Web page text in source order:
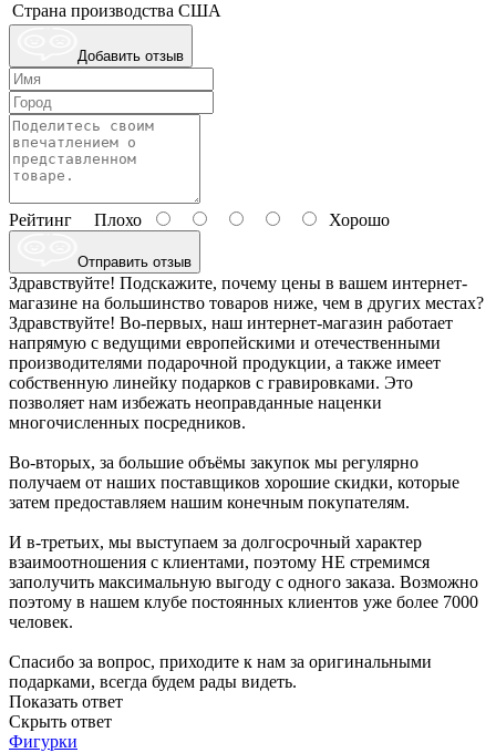
Страна производства США
Добавить отзыв
Рейтинг Плохо Хорошо
Отправить отзыв
Здравствуйте! Подскажите, почему цены в вашем интернет-
магазине на большинство товаров ниже, чем в других местах?
Здравствуйте! Во-первых, наш интернет-магазин работает
напрямую с ведущими европейскими и отечественными
производителями подарочной продукции, а также имеет
собственную линейку подарков с гравировками. Это
позволяет нам избежать неоправданные наценки
многочисленных посредников.
Во-вторых, за большие объёмы закупок мы регулярно
получаем от наших поставщиков хорошие скидки, которые
затем предоставляем нашим конечным покупателям.
И в-третьих, мы выступаем за долгосрочный характер
взаимоотношения с клиентами, поэтому НЕ стремимся
заполучить максимальную выгоду с одного заказа. Возможно
поэтому в нашем клубе постоянных клиентов уже более 7000
человек.
Спасибо за вопрос, приходите к нам за оригинальными
подарками, всегда будем рады видеть.
Показать ответ
Скрыть ответ
Фигурки